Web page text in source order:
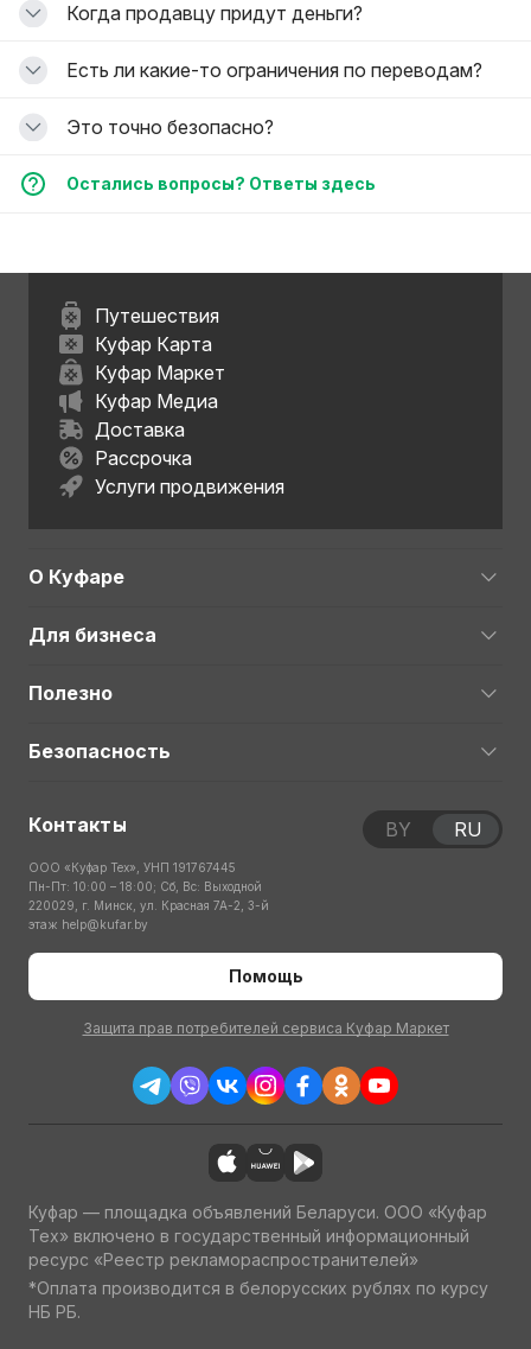
Когда продавцу придут деньги?
Есть ли какие-то ограничения по переводам?
Это точно безопасно?
Остались вопросы? Ответы здесь
Путешествия
Куфар Карта
Куфар Маркет
Куфар Медиа
Доставка
Рассрочка
Услуги продвижения
О Куфаре
Для бизнеса
Полезно
Безопасность
Контакты
ООО «Куфар Тех», УНП 191767445
Пн-Пт: 10:00 – 18:00; Сб, Вс: Выходной
220029, г. Минск, ул. Красная 7А-2, 3-й
этаж help@kufar.by
Помощь
Защита прав потребителей сервиса Куфар Маркет
BY RU
Куфар — площадка объявлений Беларуси. ООО «Куфар
Тех» включено в государственный информационный
ресурс «Реестр рекламораспространителей»
*Оплата производится в белорусских рублях по курсу
НБ РБ.